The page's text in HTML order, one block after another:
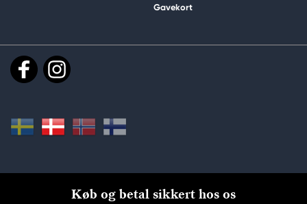
Gavekort
Køb og betal sikkert hos os